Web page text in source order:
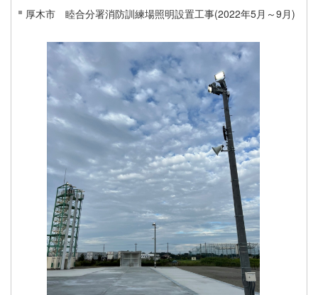
厚木市 睦合分署消防訓練場照明設置工事(2022年5月～9月)